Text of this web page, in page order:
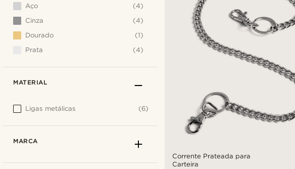
Corrente Prateada para
Carteira
Aço
(4)
Cinza
(4)
Dourado
(1)
Prata
(4)
MATERIAL
Ligas metálicas (6)
MARCA